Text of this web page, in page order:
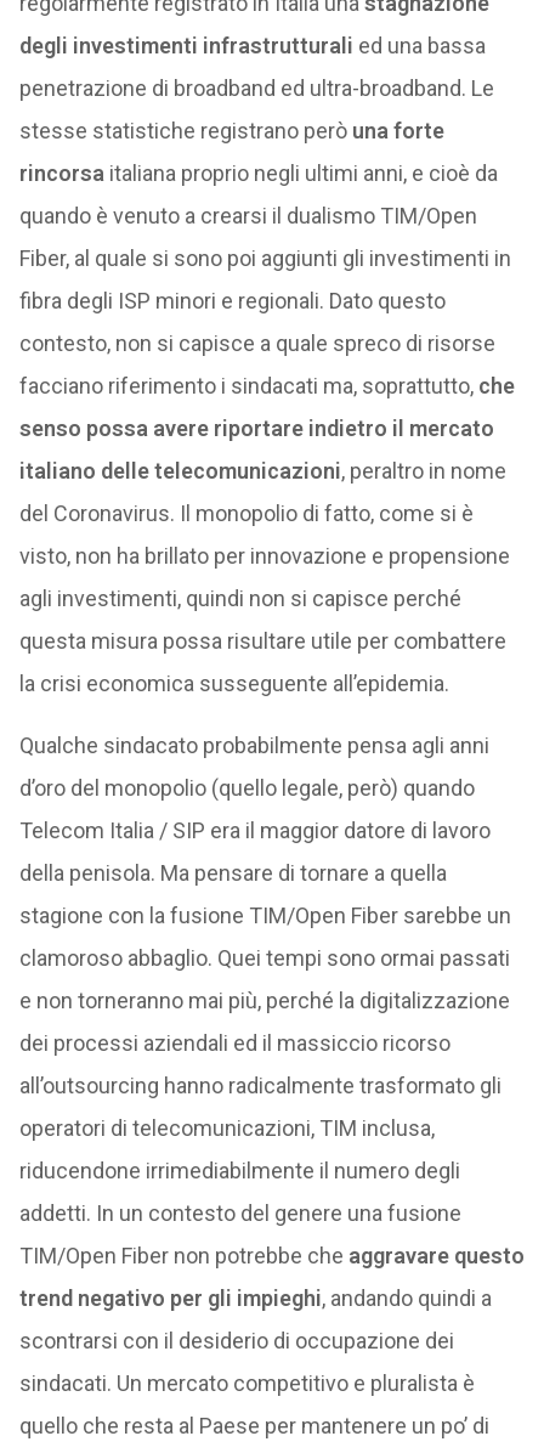
degli investimenti infrastrutturali ed una bassa
penetrazione di broadband ed ultra-broadband. Le
stesse statistiche registrano però una forte
rincorsa italiana proprio negli ultimi anni, e cioè da
quando è venuto a crearsi il dualismo TIM/Open
Fiber, al quale si sono poi aggiunti gli investimenti in
fibra degli ISP minori e regionali. Dato questo
contesto, non si capisce a quale spreco di risorse
facciano riferimento i sindacati ma, soprattutto, che
senso possa avere riportare indietro il mercato
italiano delle telecomunicazioni, peraltro in nome
del Coronavirus. Il monopolio di fatto, come si è
visto, non ha brillato per innovazione e propensione
agli investimenti, quindi non si capisce perché
questa misura possa risultare utile per combattere
la crisi economica susseguente all’epidemia.
Qualche sindacato probabilmente pensa agli anni
d’oro del monopolio (quello legale, però) quando
Telecom Italia / SIP era il maggior datore di lavoro
della penisola. Ma pensare di tornare a quella
stagione con la fusione TIM/Open Fiber sarebbe un
clamoroso abbaglio. Quei tempi sono ormai passati
e non torneranno mai più, perché la digitalizzazione
dei processi aziendali ed il massiccio ricorso
all’outsourcing hanno radicalmente trasformato gli
operatori di telecomunicazioni, TIM inclusa,
riducendone irrimediabilmente il numero degli
addetti. In un contesto del genere una fusione
TIM/Open Fiber non potrebbe che aggravare questo
trend negativo per gli impieghi, andando quindi a
scontrarsi con il desiderio di occupazione dei
sindacati. Un mercato competitivo e pluralista è
quello che resta al Paese per mantenere un po’ di